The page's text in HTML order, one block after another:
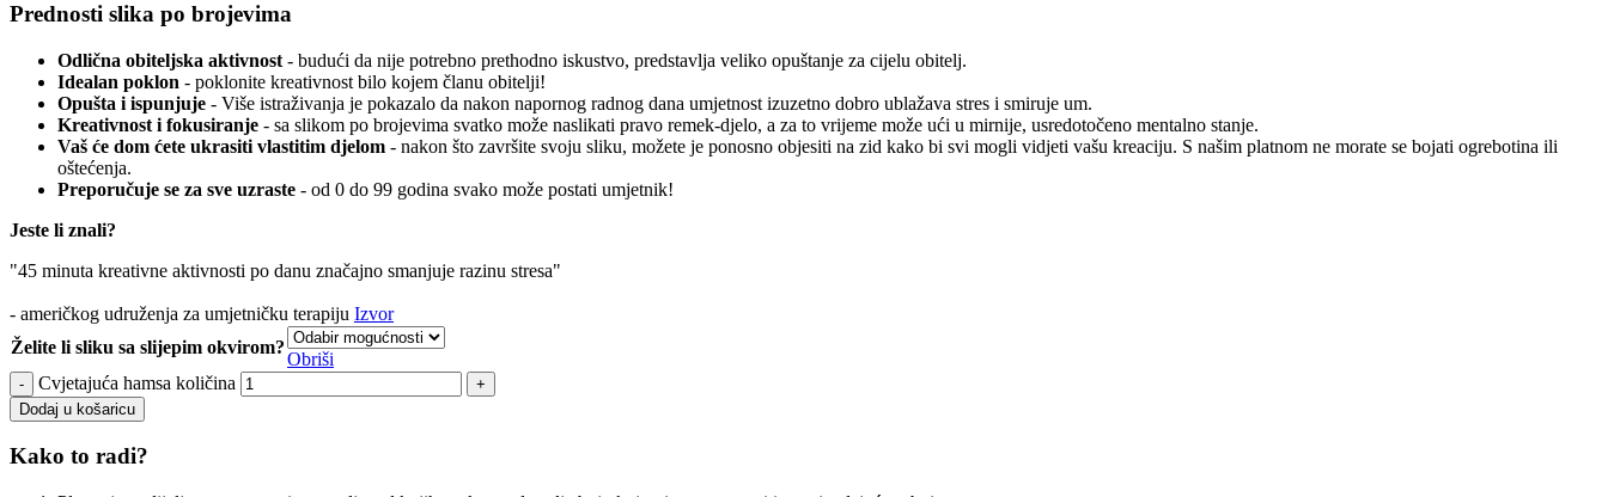
Prednosti slika po brojevima
Odlična obiteljska aktivnost - budući da nije potrebno prethodno iskustvo, predstavlja veliko opuštanje za cijelu obitelj.
Idealan poklon - poklonite kreativnost bilo kojem članu obitelji!
Opušta i ispunjuje - Više istraživanja je pokazalo da nakon napornog radnog dana umjetnost izuzetno dobro ublažava stres i smiruje um.
Kreativnost i fokusiranje - sa slikom po brojevima svatko može naslikati pravo remek-djelo, a za to vrijeme može ući u mirnije, usredotočeno mentalno stanje.
Vaš će dom ćete ukrasiti vlastitim djelom - nakon što završite svoju sliku, možete je ponosno objesiti na zid kako bi svi mogli vidjeti vašu kreaciju. S našim platnom ne morate se bojati ogrebotina ili
oštećenja.
Preporučuje se za sve uzraste - od 0 do 99 godina svako može postati umjetnik!
Jeste li znali?
"45 minuta kreativne aktivnosti po danu značajno smanjuje razinu stresa"
- američkog udruženja za umjetničku terapiju Izvor
Želite li sliku sa slijepim okvirom?
Obriši
Cvjetajuća hamsa količina
Dodaj u košaricu
Kako to radi?